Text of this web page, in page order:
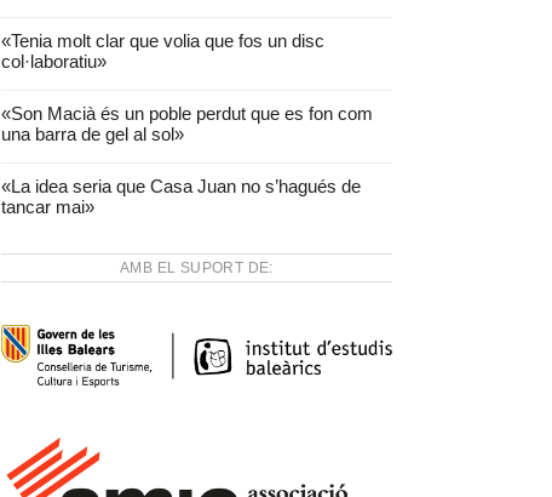
«Tenia molt clar que volia que fos un disc
col·laboratiu»
«Son Macià és un poble perdut que es fon com
una barra de gel al sol»
«La idea seria que Casa Juan no s’hagués de
tancar mai»
AMB EL SUPORT DE: